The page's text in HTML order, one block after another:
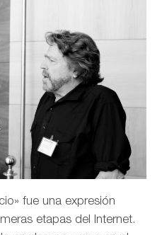
fue una expresión
etapas del Internet.